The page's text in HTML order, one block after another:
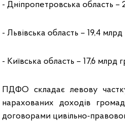
- Дніпропетровська область –
- Львівська область – 19,4 млрд
- Київська область – 17,6 млрд
ПДФО складає левову
нарахованих доходів
договорами цивільно-